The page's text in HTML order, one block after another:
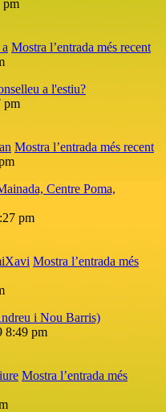
pm
Mostra l’entrada més recent
a l'estiu?
pm
Mostra l’entrada més recent
Centre Poma,
pm
Mostra l’entrada més
i Nou Barris)
8:49 pm
Mostra l’entrada més